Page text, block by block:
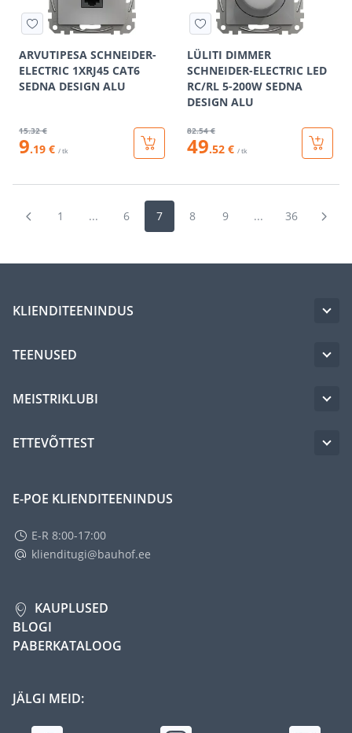
ARVUTIPESA SCHNEIDER-
ELECTRIC 1XRJ45 CAT6
SEDNA DESIGN ALU
15.32 €
9.19 € / tk
LÜLITI DIMMER
SCHNEIDER-ELECTRIC LED
RC/RL 5-200W SEDNA
DESIGN ALU
82.54 €
49.52 € / tk
1 ... 6 7 8 9 ... 36
KLIENDITEENINDUS
TEENUSED
MEISTRIKLUBI
ETTEVÕTTEST
E-POE KLIENDITEENINDUS
E-R 8:00-17:00
klienditugi@bauhof.ee
KAUPLUSED
BLOGI
PABERKATALOOG
JÄLGI MEID: